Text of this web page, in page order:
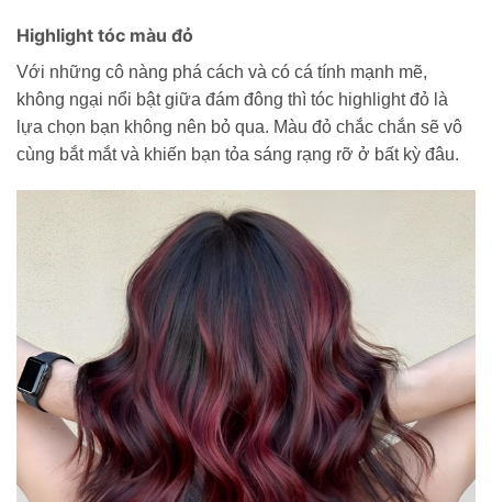
Highlight tóc màu đỏ
Với những cô nàng phá cách và có cá tính mạnh mẽ,
không ngại nổi bật giữa đám đông thì tóc highlight đỏ là
lựa chọn bạn không nên bỏ qua. Màu đỏ chắc chắn sẽ vô
cùng bắt mắt và khiến bạn tỏa sáng rạng rỡ ở bất kỳ đâu.